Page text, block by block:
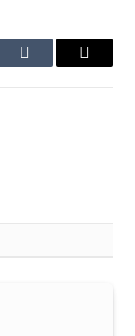
Tumblr Email